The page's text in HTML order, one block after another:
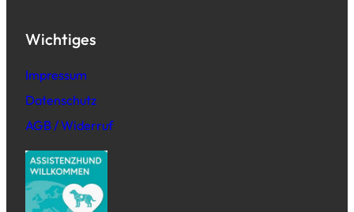
Wichtiges
Impressum
Datenschutz
AGB / Widerruf